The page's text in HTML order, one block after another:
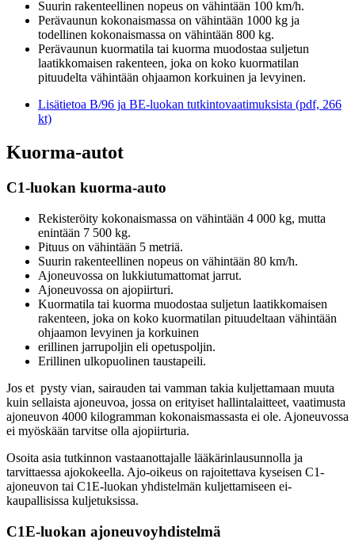
Suurin rakenteellinen nopeus on vähintään 100 km/h.
Perävaunun kokonaismassa on vähintään 1000 kg ja
todellinen kokonaismassa on vähintään 800 kg.
Perävaunun kuormatila tai kuorma muodostaa suljetun
laatikkomaisen rakenteen, joka on koko kuormatilan
pituudelta vähintään ohjaamon korkuinen ja levyinen.
Lisätietoa B/96 ja BE-luokan tutkintovaatimuksista (pdf, 266
kt)
Kuorma-autot
C1-luokan kuorma-auto
Rekisteröity kokonaismassa on vähintään 4 000 kg, mutta
enintään 7 500 kg.
Pituus on vähintään 5 metriä.
Suurin rakenteellinen nopeus on vähintään 80 km/h.
Ajoneuvossa on lukkiutumattomat jarrut.
Ajoneuvossa on ajopiirturi.
Kuormatila tai kuorma muodostaa suljetun laatikkomaisen
rakenteen, joka on koko kuormatilan pituudeltaan vähintään
ohjaamon levyinen ja korkuinen
erillinen jarrupoljin eli opetuspoljin.
Erillinen ulkopuolinen taustapeili.
Jos et pysty vian, sairauden tai vamman takia kuljettamaan muuta
kuin sellaista ajoneuvoa, jossa on erityiset hallintalaitteet, vaatimusta
ajoneuvon 4000 kilogramman kokonaismassasta ei ole. Ajoneuvossa
ei myöskään tarvitse olla ajopiirturia.
Osoita asia tutkinnon vastaanottajalle lääkärinlausunnolla ja
tarvittaessa ajokokeella. Ajo-oikeus on rajoitettava kyseisen C1-
ajoneuvon tai C1E-luokan yhdistelmän kuljettamiseen ei-
kaupallisissa kuljetuksissa.
C1E-luokan ajoneuvoyhdistelmä